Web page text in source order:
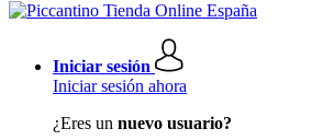
Iniciar sesión
Iniciar sesión ahora
¿Eres un nuevo usuario?